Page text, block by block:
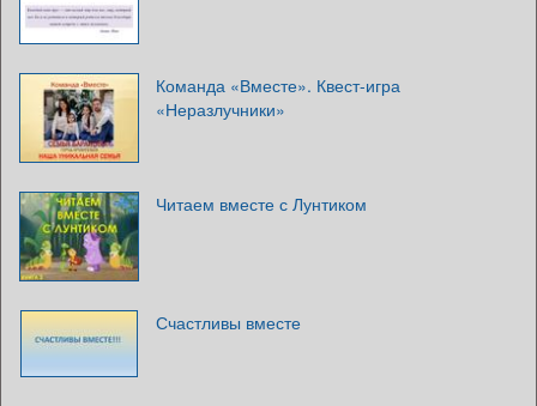
Команда «Вместе». Квест-игра
«Неразлучники»
Читаем вместе с Лунтиком
Счастливы вместе